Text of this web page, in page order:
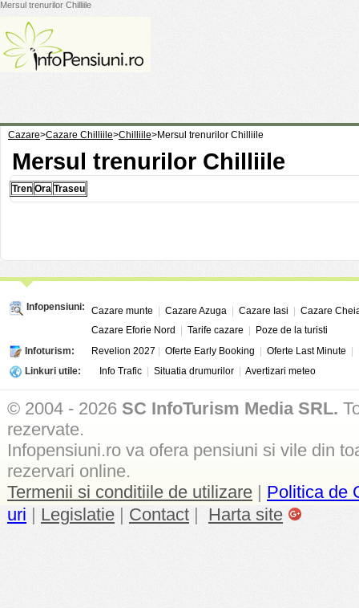
Mersul trenurilor Chilliile
Cazare>Cazare Chilliile>Chilliile>Mersul trenurilor Chilliile
Mersul trenurilor Chilliile
Tren Ora Traseu
Infopensiuni: Cazare munte Cazare Azuga Cazare Iasi
Cazare
Cazare Eforie Nord
Tarife cazare
Poze de la turisti
Infoturism:
Revelion 2027 Oferte Early Booking Oferte Last Minute
Linkuri utile:
Info Trafic Situatia drumurilor Avertizari meteo
© 2004 - 2026 SC InfoTurism Media SRL.
rezervate.
Infopensiuni.ro va ofera pensiuni si vile din
rezervari online.
Termenii si conditiile de utilizare | Politica de
uri | Legislatie | Contact | Harta site